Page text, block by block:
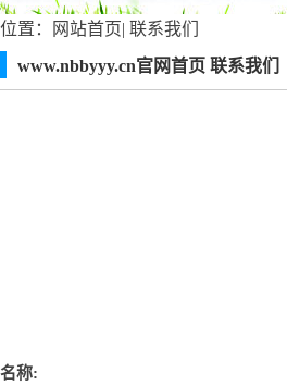
位置： 网站首页| 联系我们
www.nbbyyy.cn官网首页 联系我们
名称: